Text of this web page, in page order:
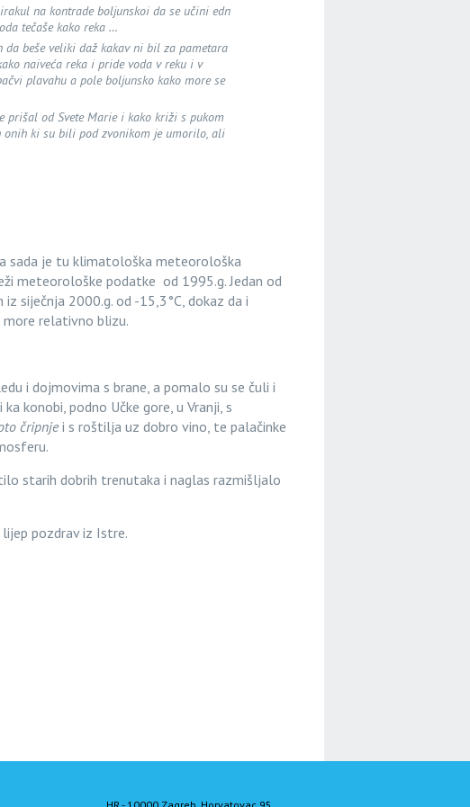
na kontrade boljunskoi da se učini edn
tečaše kako reka …
da beše veliki daž kakav ni bil za pametara
naiveća reka i pride voda v reku i v
plavahu a pole boljunsko kako more se
prišal od Svete Marie i kako križi s pukom
ki su bili pod zvonikom je umorilo, ali
sada je tu klimatološka meteorološka
meteorološke podatke od 1995.g. Jedan od
siječnja 2000.g. od -15,3°C, dokaz da i
relativno blizu.
i dojmovima s brane, a pomalo su se čuli i
konobi, podno Učke gore, u Vranji, s
čripnjei s roštilja uz dobro vino, te palačinke
starih dobrih trenutaka i naglas razmišljalo
pozdrav iz Istre.